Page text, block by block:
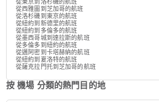
從東京到洛杉磯的航班
從西雅圖到芝加哥的航班
從洛杉磯到東京的航班
從紐約到新德里的航班
從紐約到多倫多的航班
從墨西哥城到達拉斯的航班
從多倫多到紐約的航班
從邁阿密到卡塔赫納的航班
從紐約到夏洛特的航班
從薩克拉門托到芝加哥的航班
按 機場 分類的熱門目的地